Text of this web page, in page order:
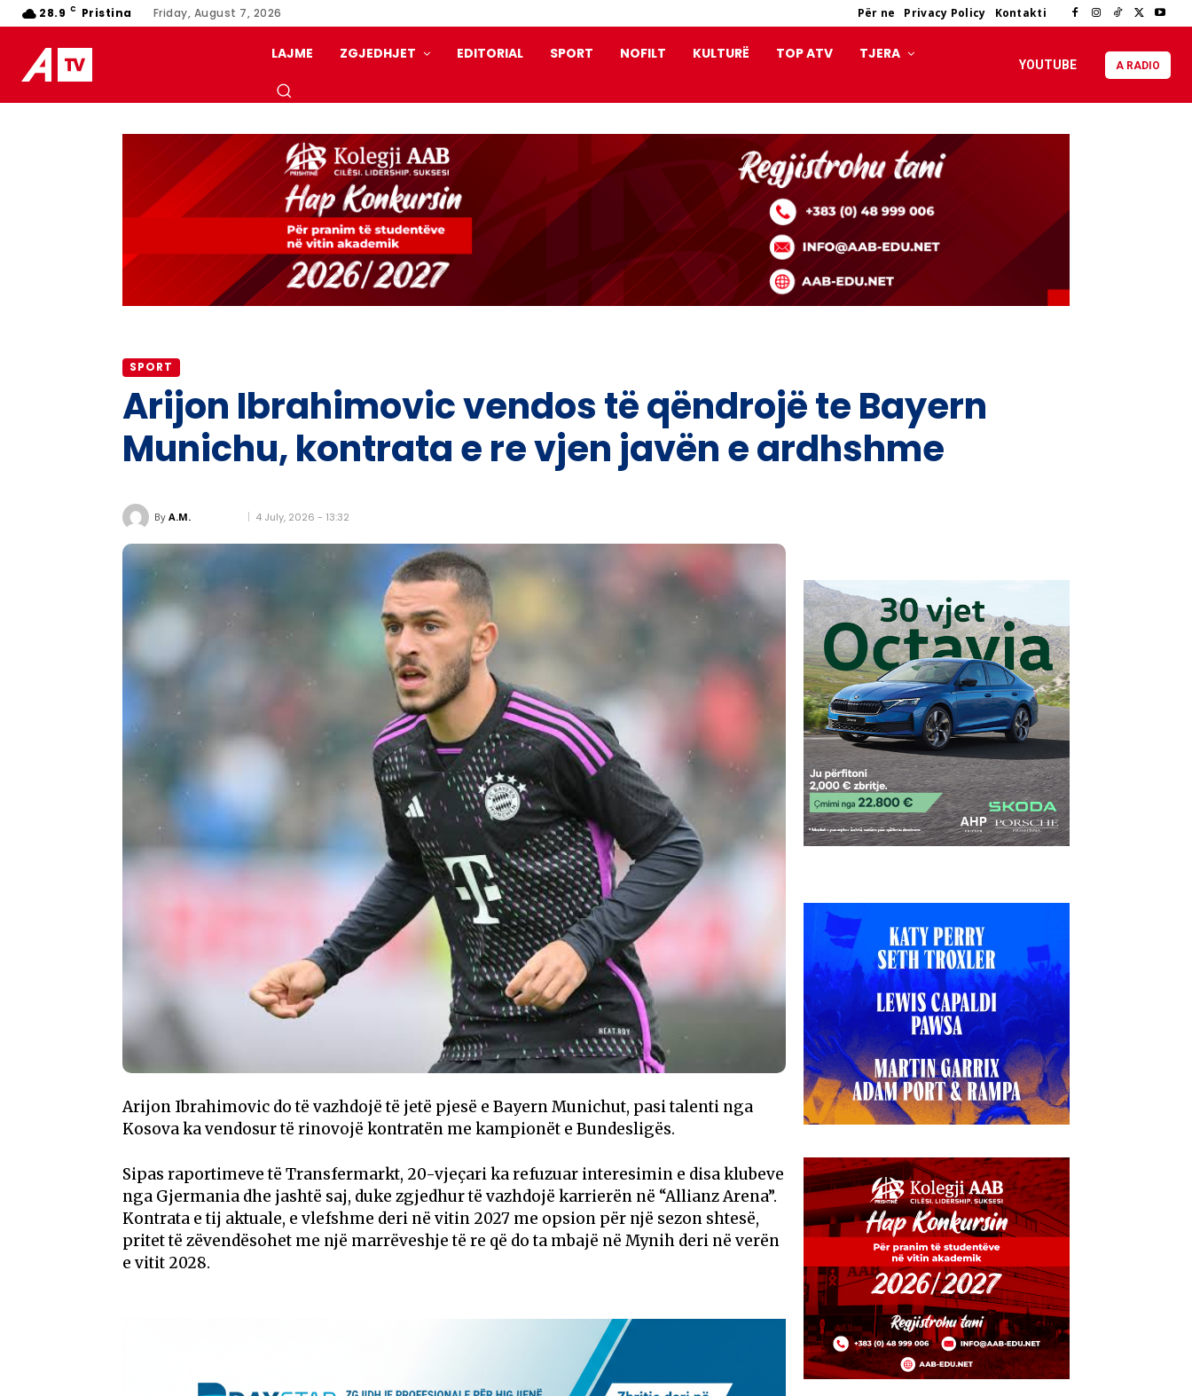
28.9 C Pristina Friday, August 7, 2026 Për ne Privacy Policy Kontakti
LAJME ZGJEDHJET EDITORIAL SPORT NOFILT KULTURË TOP ATV TJERA
YOUTUBE A RADIO
SPORT
Arijon Ibrahimovic vendos të qëndrojë te Bayern
Munichu, kontrata e re vjen javën e ardhshme
By A.M. 4 July, 2026 - 13:32
Arijon Ibrahimovic do të vazhdojë të jetë pjesë e Bayern Munichut, pasi talenti nga
Kosova ka vendosur të rinovojë kontratën me kampionët e Bundesligës.
Sipas raportimeve të Transfermarkt, 20-vjeçari ka refuzuar interesimin e disa klubeve
nga Gjermania dhe jashtë saj, duke zgjedhur të vazhdojë karrierën në “Allianz Arena”.
Kontrata e tij aktuale, e vlefshme deri në vitin 2027 me opsion për një sezon shtesë,
pritet të zëvendësohet me një marrëveshje të re që do ta mbajë në Mynih deri në verën
e vitit 2028.